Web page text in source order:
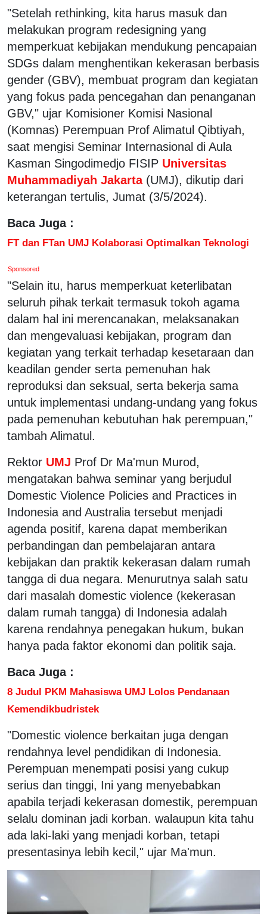
"Setelah rethinking, kita harus masuk dan
melakukan program redesigning yang
memperkuat kebijakan mendukung pencapaian
SDGs dalam menghentikan kekerasan berbasis
gender (GBV), membuat program dan kegiatan
yang fokus pada pencegahan dan penanganan
GBV," ujar Komisioner Komisi Nasional
(Komnas) Perempuan Prof Alimatul Qibtiyah,
saat mengisi Seminar Internasional di Aula
Kasman Singodimedjo FISIP Universitas
Muhammadiyah Jakarta(UMJ), dikutip dari
keterangan tertulis, Jumat (3/5/2024).
Baca Juga :
FT dan FTan UMJ Kolaborasi Optimalkan Teknologi
Sponsored
"Selain itu, harus memperkuat keterlibatan
seluruh pihak terkait termasuk tokoh agama
dalam hal ini merencanakan, melaksanakan
dan mengevaluasi kebijakan, program dan
kegiatan yang terkait terhadap kesetaraan dan
keadilan gender serta pemenuhan hak
reproduksi dan seksual, serta bekerja sama
untuk implementasi undang-undang yang fokus
pada pemenuhan kebutuhan hak perempuan,"
tambah Alimatul.
Rektor UMJ Prof Dr Ma'mun Murod,
mengatakan bahwa seminar yang berjudul
Domestic Violence Policies and Practices in
Indonesia and Australia tersebut menjadi
agenda positif, karena dapat memberikan
perbandingan dan pembelajaran antara
kebijakan dan praktik kekerasan dalam rumah
tangga di dua negara. Menurutnya salah satu
dari masalah domestic violence (kekerasan
dalam rumah tangga) di Indonesia adalah
karena rendahnya penegakan hukum, bukan
hanya pada faktor ekonomi dan politik saja.
Baca Juga :
8 Judul PKM Mahasiswa UMJ Lolos Pendanaan
Kemendikbudristek
"Domestic violence berkaitan juga dengan
rendahnya level pendidikan di Indonesia.
Perempuan menempati posisi yang cukup
serius dan tinggi, Ini yang menyebabkan
apabila terjadi kekerasan domestik, perempuan
selalu dominan jadi korban. walaupun kita tahu
ada laki-laki yang menjadi korban, tetapi
presentasinya lebih kecil," ujar Ma'mun.